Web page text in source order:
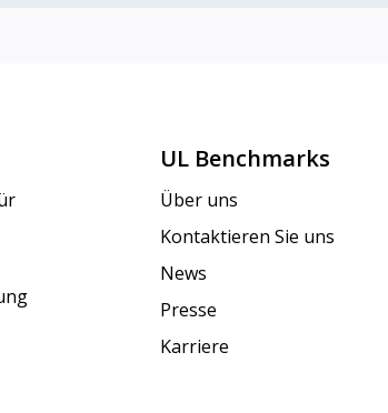
UL Benchmarks
Über uns
Kontaktieren Sie uns
News
Presse
Karriere